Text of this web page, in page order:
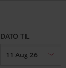
DATO TIL